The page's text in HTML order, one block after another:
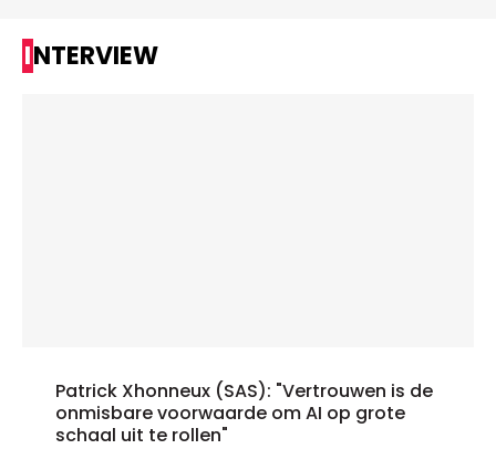
INTERVIEW
Patrick Xhonneux (SAS): "Vertrouwen is de
onmisbare voorwaarde om AI op grote
schaal uit te rollen"